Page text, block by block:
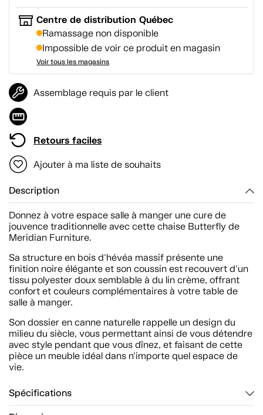
Centre de distribution Québec
Ramassage non disponible
Impossible de voir ce produit en magasin
Voir tous les magasins
Assemblage requis par le client
Retours faciles
Ajouter à ma liste de souhaits
Description
Donnez à votre espace salle à manger une cure de
jouvence traditionnelle avec cette chaise Butterfly de
Meridian Furniture.
Sa structure en bois d'hévéa massif présente une
finition noire élégante et son coussin est recouvert d'un
tissu polyester doux semblable à du lin crème, offrant
confort et couleurs complémentaires à votre table de
salle à manger.
Son dossier en canne naturelle rappelle un design du
milieu du siècle, vous permettant ainsi de vous détendre
avec style pendant que vous dînez, et faisant de cette
pièce un meuble idéal dans n'importe quel espace de
vie.
Spécifications